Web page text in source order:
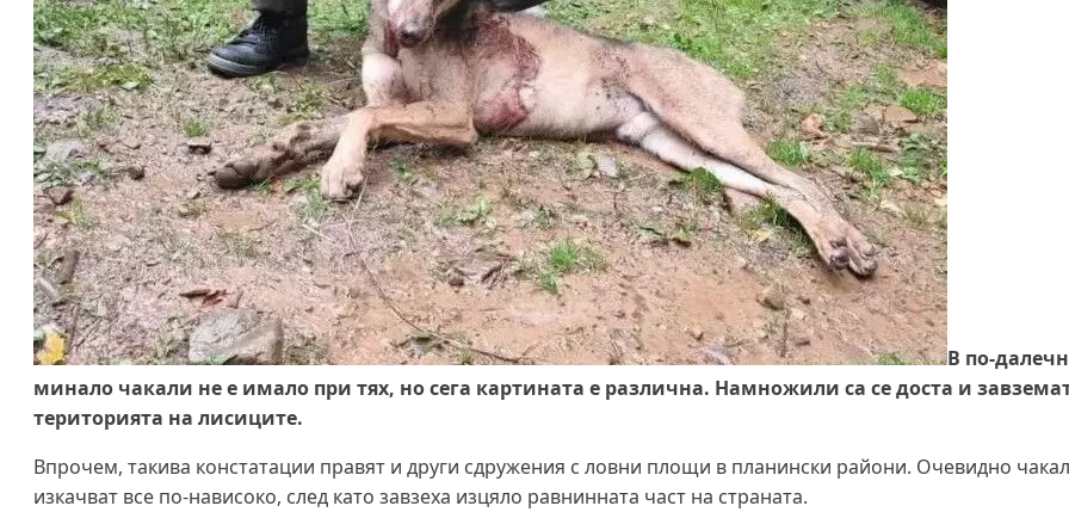
В по-
минало чакали не е имало при тях, но сега картината е различна. Намножили са се доста и
територията на лисиците.
Впрочем, такива констатации правят и други сдружения с ловни площи в планински райони. Очевидно
изкачват все по-нависоко, след като завзеха изцяло равнинната част на страната.